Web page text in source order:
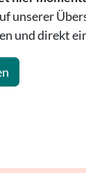
unserer
und direkt